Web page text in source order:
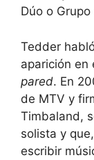
Dúo o Grupo
Tedder
aparición en
pared. En
de MTV y
Timbaland,
solista y
escribir